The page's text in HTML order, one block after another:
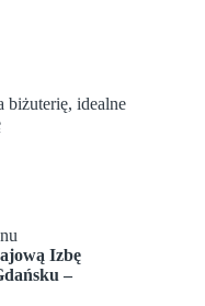
biżuterię, idealne
Izbę
–